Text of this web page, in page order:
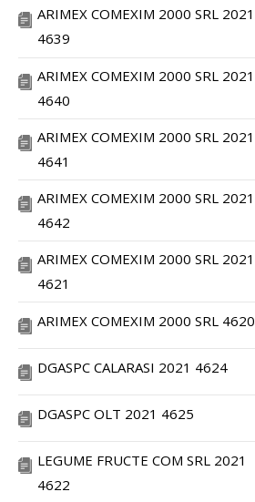
ARIMEX COMEXIM 2000 SRL 2021
4639
ARIMEX COMEXIM 2000 SRL 2021
4640
ARIMEX COMEXIM 2000 SRL 2021
4641
ARIMEX COMEXIM 2000 SRL 2021
4642
ARIMEX COMEXIM 2000 SRL 2021
4621
ARIMEX COMEXIM 2000 SRL 4620
DGASPC CALARASI 2021 4624
DGASPC OLT 2021 4625
LEGUME FRUCTE COM SRL 2021
4622